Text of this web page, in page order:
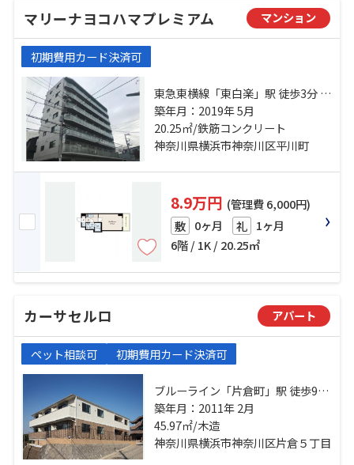
マリーナヨコハマプレミアム マンション
初期費用カード決済可
東急東横線「東白楽」駅 徒歩3分 京
浜東北線「東神奈川」駅 徒歩14分
東急東横線「白楽」駅 徒歩10分
築年月：2019年 5月
20.25㎡/鉄筋コンクリート
神奈川県横浜市神奈川区平川町
8.9万円 (管理費 6,000円)
敷 0ヶ月 礼 1ヶ月
6階 / 1K / 20.25㎡
カーサセルロ アパート
ペット相談可 初期費用カード決済可
ブルーライン「片倉町」駅 徒歩9分
ブルーライン「岸根公園」駅 徒歩
11分 東急東横線「白楽」駅 徒歩23
分
築年月：2011年 2月
45.97㎡/木造
神奈川県横浜市神奈川区片倉５丁目